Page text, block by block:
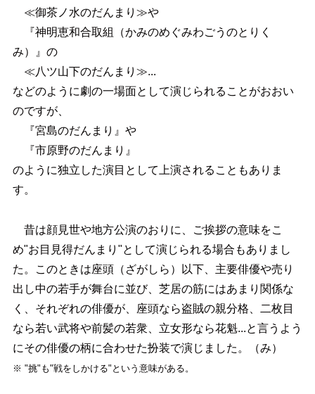
≪御茶ノ水のだんまり≫や
『神明恵和合取組（かみのめぐみわごうのとりく
み）』の
≪八ツ山下のだんまり≫...
などのように劇の一場面として演じられることがおおい
のですが、
『宮島のだんまり』や
『市原野のだんまり』
のように独立した演目として上演されることもありま
す。
昔は顔見世や地方公演のおりに、ご挨拶の意味をこ
め"お目見得だんまり"として演じられる場合もありまし
た。このときは座頭（ざがしら）以下、主要俳優や売り
出し中の若手が舞台に並び、芝居の筋にはあまり関係な
く、それぞれの俳優が、座頭なら盗賊の親分格、二枚目
なら若い武将や前髪の若衆、立女形なら花魁...と言うよう
にその俳優の柄に合わせた扮装で演じました。（み）
※ "挑"も"戦をしかける"という意味がある。